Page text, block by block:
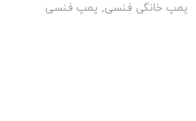
پمپ خانگی فنسی, پمپ فنسی